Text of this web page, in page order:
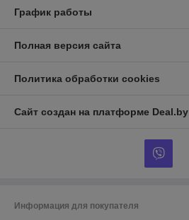
График работы
Полная версия сайта
Политика обработки cookies
Сайт создан на платформе Deal.by
Информация для покупателя